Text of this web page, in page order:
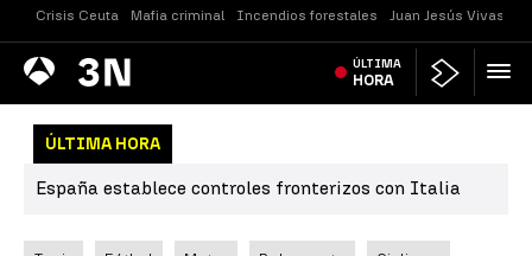
Crisis Ceuta Mafia criminal Incendios forestales Juan Jesús Vivas
Antena
3 Noticias ÚLTIMA
HORA
ÚLTIMA HORA
España establece controles fronterizos con Italia